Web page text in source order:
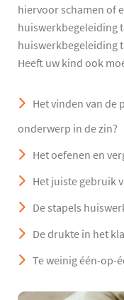
hiervoor schamen of
huiswerkbegeleiding
huiswerkbegeleiding
Heeft uw kind ook
Het vinden van de
onderwerp in de zin?
Het oefenen en
Het juiste gebruik
De stapels
De drukte in het
Te weinig één-op-